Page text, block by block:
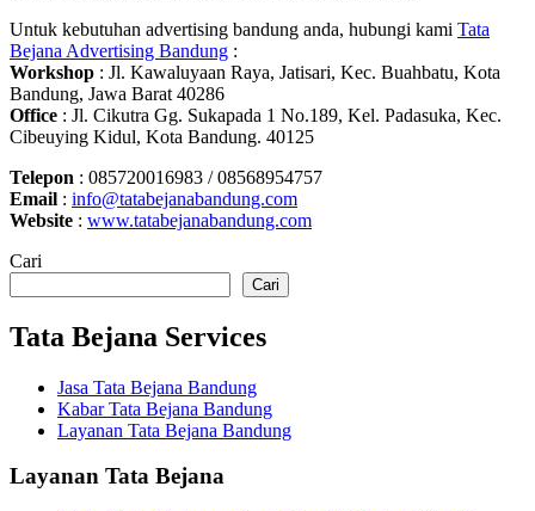
Untuk kebutuhan advertising bandung anda, hubungi kami Tata
Bejana Advertising Bandung :
Workshop : Jl. Kawaluyaan Raya, Jatisari, Kec. Buahbatu, Kota
Bandung, Jawa Barat 40286
Office : Jl. Cikutra Gg. Sukapada 1 No.189, Kel. Padasuka, Kec.
Cibeuying Kidul, Kota Bandung. 40125
Telepon : 085720016983 / 08568954757
Email : info@tatabejanabandung.com
Website : www.tatabejanabandung.com
Cari
Cari
Tata Bejana Services
Jasa Tata Bejana Bandung
Kabar Tata Bejana Bandung
Layanan Tata Bejana Bandung
Layanan Tata Bejana